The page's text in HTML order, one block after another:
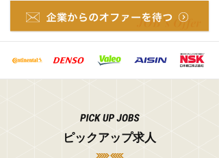
ピックアップ求人